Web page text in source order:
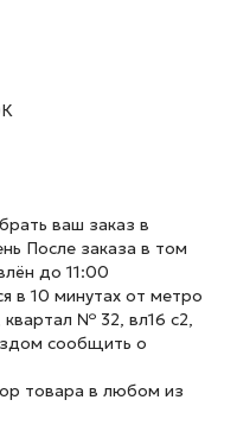
ваш заказ в
После заказа в том
до 11:00
в 10 минутах от метро
№ 32, вл16 с2,
сообщить о
товара в любом из